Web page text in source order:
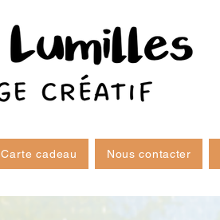
Carte cadeau Nous contacter